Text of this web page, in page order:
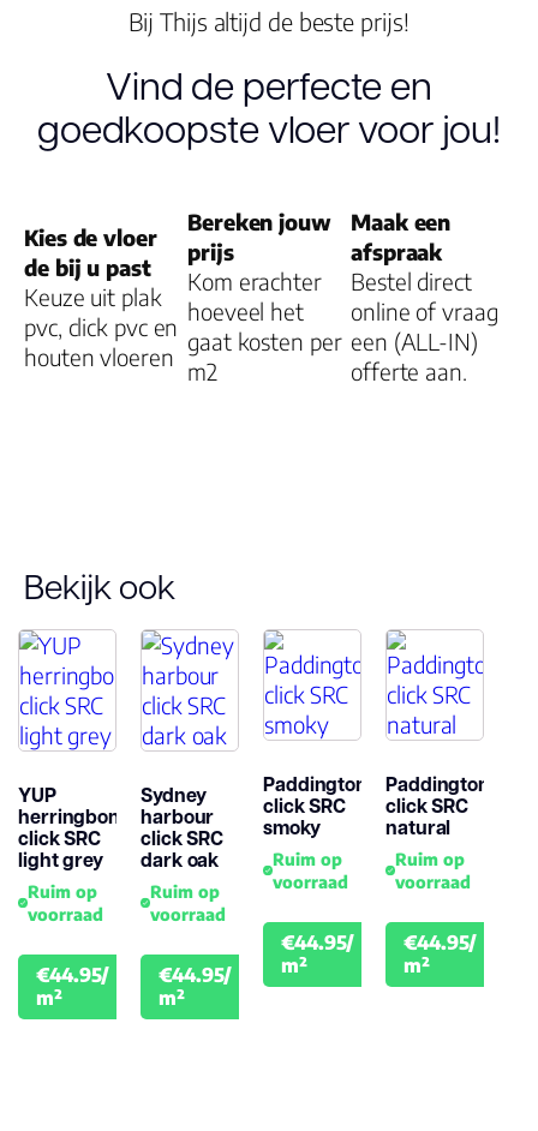
Woongebruik
(jaren)
Bij Thijs altijd de beste prijs!
Vind de perfecte en
goedkoopste vloer voor jou!
Kies de vloer
de bij u past
Keuze uit plak
pvc, click pvc en
houten vloeren
Bereken jouw
prijs
Kom erachter
hoeveel het
gaat kosten per
m2
Maak een
afspraak
Bestel direct
online of vraag
een (ALL-IN)
offerte aan.
Bekijk ook
YUP
herringbone
click SRC
light grey
Ruim op
voorraad
€44.95/
m²
€49.95
Sydney
harbour
click SRC
dark oak
Ruim op
voorraad
€44.95/
m²
€49.95
Paddington
click SRC
smoky
Ruim op
voorraad
€44.95/
m²
€49.95
Paddington
click SRC
natural
Ruim op
voorraad
€44.95/
m²